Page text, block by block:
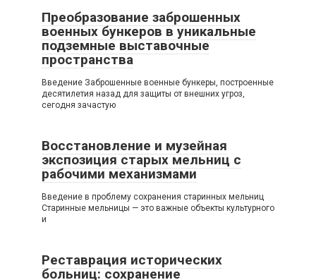
Преобразование заброшенных
военных бункеров в уникальные
подземные выставочные
пространства
Введение Заброшенные военные бункеры, построенные
десятилетия назад для защиты от внешних угроз,
сегодня зачастую
Восстановление и музейная
экспозиция старых мельниц с
рабочими механизмами
Введение в проблему сохранения старинных мельниц
Старинные мельницы — это важные объекты культурного
и
Реставрация исторических
больниц: сохранение